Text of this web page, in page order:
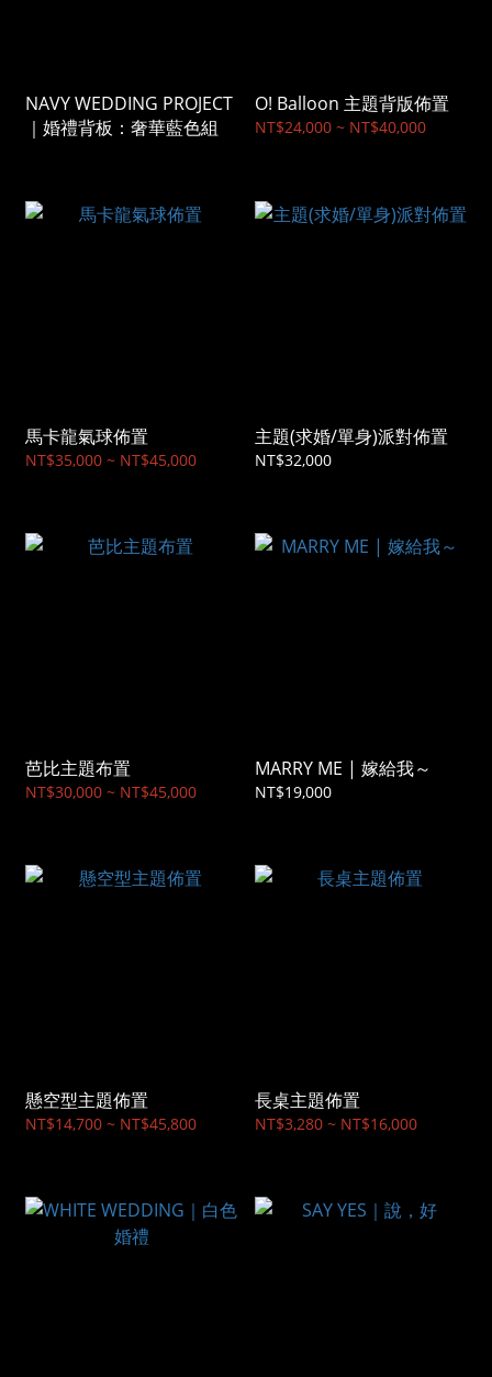
NAVY WEDDING PROJECT
｜婚禮背板：奢華藍色組
O! Balloon 主題背版佈置
NT$24,000 ~ NT$40,000
馬卡龍氣球佈置
NT$35,000 ~ NT$45,000
主題(求婚/單⾝)派對佈置
NT$32,000
芭比主題布置
NT$30,000 ~ NT$45,000
MARRY ME | 嫁給我～
NT$19,000
懸空型主題佈置
NT$14,700 ~ NT$45,800
長桌主題佈置
NT$3,280 ~ NT$16,000